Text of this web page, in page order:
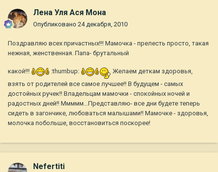
Лена Уля Ася Мона
Опубликовано 24 декабря, 2010
Поздравляю всех причастных!!! Мамочка - прелесть просто, такая
нежная, женственная. Папа- брутальный
какой!!! :thumbup:
Желаем деткам здоровья,
взять от родителей все самое лучшее!! В будущем - самых
достойных ручек!! Владельцам мамочки - спокойных ночей и
радостных дней!! Ммммм...Представляю- все дни будете теперь
сидеть в загончике, любоваться малышами!! Мамочке - здоровья,
молочка побольше, восстановиться поскорее!
Nefertiti